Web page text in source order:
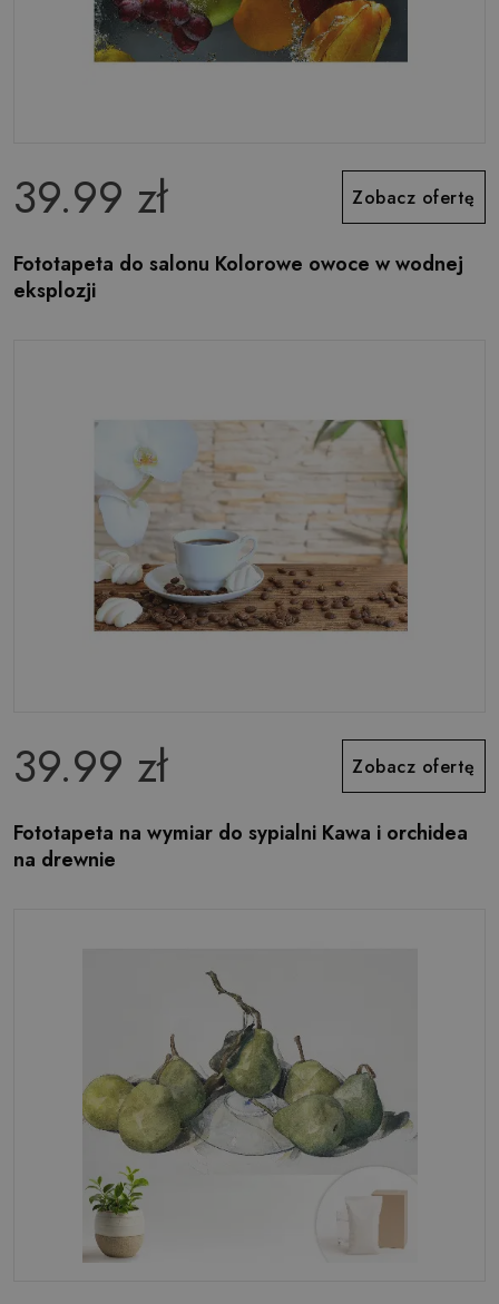
39.99 zł Zobacz ofertę
Fototapeta do salonu Kolorowe owoce w wodnej
eksplozji
39.99 zł Zobacz ofertę
Fototapeta na wymiar do sypialni Kawa i orchidea
na drewnie